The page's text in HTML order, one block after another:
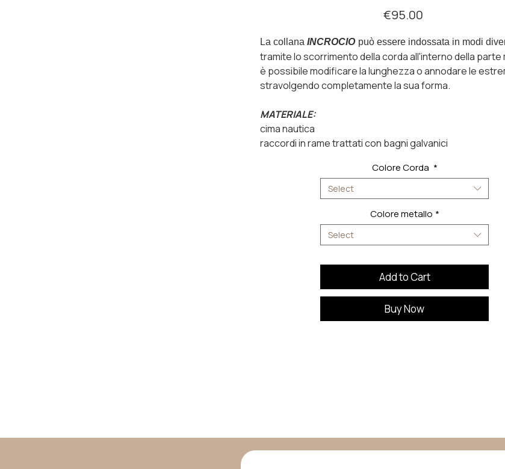
€95.00Price
La collana INCROCIO può essere indossata in modi
tramite lo scorrimento della corda all'interno della parte
è possibile modificare la lunghezza o annodare le
stravolgendo completamente la sua forma.
MATERIALE:
cima nautica
raccordi in rame trattati con bagni galvanici
Colore Corda *
Select
Colore metallo *
Select
Add to Cart
Buy Now